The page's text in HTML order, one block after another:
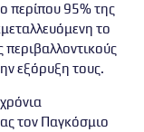
περίπου 95% της
το
εξόρυξη τους.
τον Παγκόσμιο